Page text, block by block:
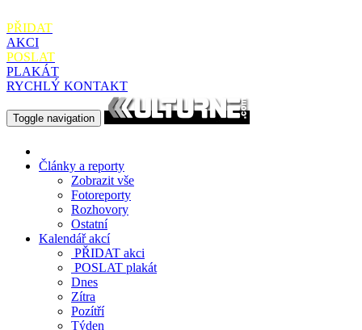
PŘIDAT
AKCI
POSLAT
PLAKÁT
RYCHLÝ KONTAKT
Toggle navigation
Články a reporty
Zobrazit vše
Fotoreporty
Rozhovory
Ostatní
Kalendář akcí
PŘIDAT akci
POSLAT plakát
Dnes
Zítra
Pozítří
Týden